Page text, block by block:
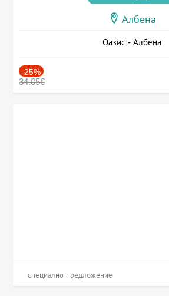
Албена
Оазис - Албена
-25%
34.05€
специално предложение